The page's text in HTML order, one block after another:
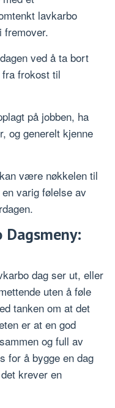
lavkarbo
fremover.
ved å ta bort
frokost til
på jobben, ha
og generelt kjenne
være nøkkelen til
varig følelse av
Dagsmeny:
dag ser ut, eller
uten å føle
tanken om at det
er at en god
og full av
for å bygge en dag
krever en